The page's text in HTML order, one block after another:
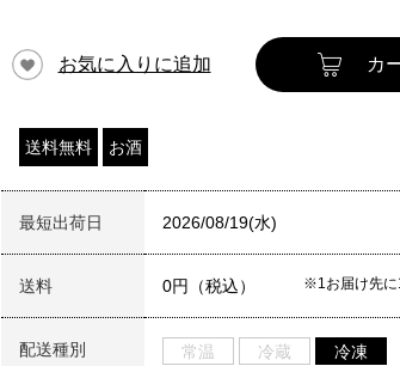
お気に入りに追加 カ
送料無料 お酒
最短出荷日 2026/08/19(水)
送料 0円（税込） ※1お届け先に
配送種別 常温 冷蔵 冷凍